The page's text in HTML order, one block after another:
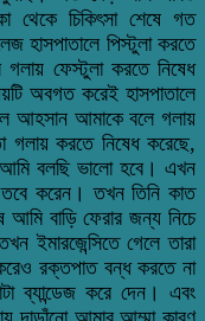
থেকে চিকিৎসা শেষে গত
হাসপাতালে পিস্টুলা করতে
গলায় ফেস্টুলা করতে নিষেধ
অবগত করেই হাসপাতালে
আহসান আমাকে বলে গলায়
করতে নিষেধ করেছে,
আমি বলছি ভালো হবে। এখন
করেন। তখন তিনি কাত
আমি বাড়ি ফেরার জন্য নিচে
ইমারজেন্সিতে গেলে তারা
রক্তপাত বন্ধ করতে না
ব্যান্ডেজ করে দেন। এবং